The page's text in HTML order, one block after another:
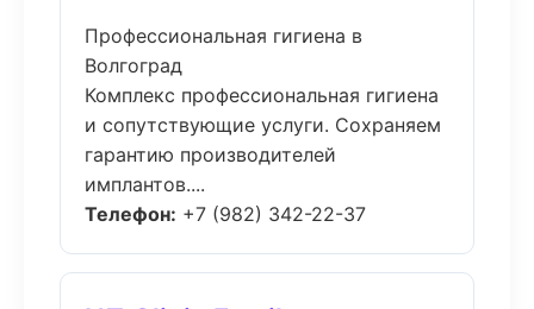
Профессиональная гигиена в
Волгоград
Комплекс профессиональная гигиена
и сопутствующие услуги. Сохраняем
гарантию производителей
имплантов....
Телефон: +7 (982) 342-22-37